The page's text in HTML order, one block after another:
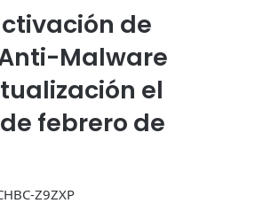
de
Malware
el
febrero de
Z9ZXP